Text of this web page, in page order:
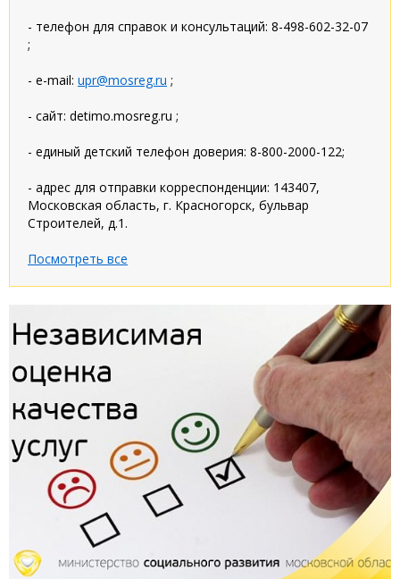
- телефон для справок и консультаций: 8-498-602-32-07
;
- e-mail: upr@mosreg.ru ;
- сайт: detimo.mosreg.ru ;
- единый детский телефон доверия: 8-800-2000-122;
- адрес для отправки корреспонденции: 143407,
Московская область, г. Красногорск, бульвар
Строителей, д.1.
Посмотреть все